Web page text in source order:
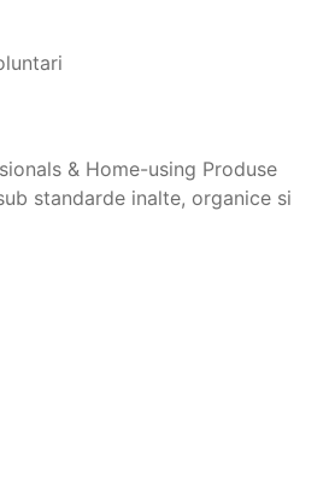
& Home-using Produse
standarde inalte, organice si